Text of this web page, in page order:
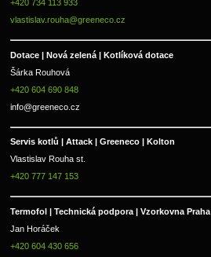
+420 734 113 933
vlastislav.rouha@greeneco.cz
Dotace | Nová zelená | Kotlíková dotace
Šárka Rouhová
+420 604 690 848
info@greeneco.cz
Servis kotlů | Attack | Greeneco | Kolton
Vlastislav Rouha st.
+420 777 147 153
Termofol | Technická podpora | Vzorkovna Praha
Jan Horáček
+420 604 430 656